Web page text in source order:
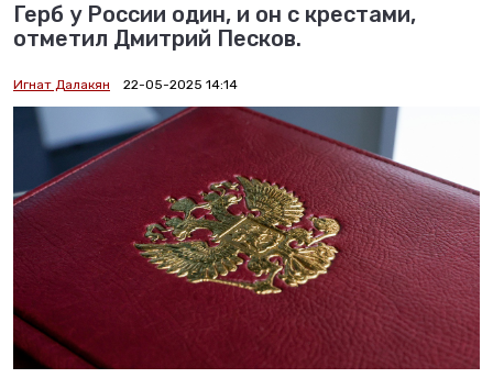
Герб у России один, и он с крестами,
отметил Дмитрий Песков.
Игнат Далакян 22-05-2025 14:14